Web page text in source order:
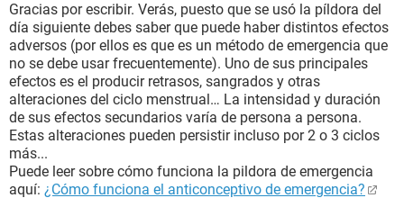
Gracias por escribir. Verás, puesto que se usó la píldora del
día siguiente debes saber que puede haber distintos efectos
adversos (por ellos es que es un método de emergencia que
no se debe usar frecuentemente). Uno de sus principales
efectos es el producir retrasos, sangrados y otras
alteraciones del ciclo menstrual… La intensidad y duración
de sus efectos secundarios varía de persona a persona.
Estas alteraciones pueden persistir incluso por 2 o 3 ciclos
más...
Puede leer sobre cómo funciona la pildora de emergencia
aquí: ¿Cómo funciona el anticonceptivo de emergencia?